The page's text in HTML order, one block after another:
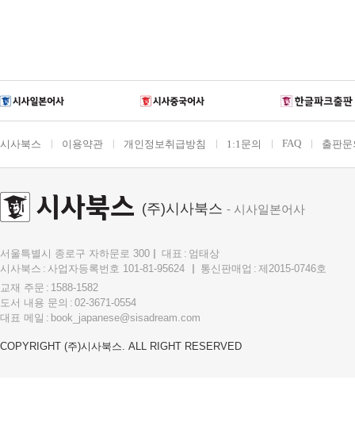
시사북스 이용약관 개인정보취급방침 1:1문의 FAQ 출판문
(주)시사북스 - 시사일본어사
서울특별시 종로구 자하문로 300 대표
엄태상
시사북스
사업자등록번호 101-81-95624 통신판매업
제2015-0746호
교재 주문
1588-1582
도서 내용 문의
02-3671-0554
대표 메일
book_japanese@sisadream.com
COPYRIGHT (주)시사북스. ALL RIGHT RESERVED